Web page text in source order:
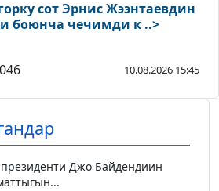
сот Эрнис Жээнтаевдин
боюнча чечимди к ..>
10.08.2026 15:45
Джо Байдендиин